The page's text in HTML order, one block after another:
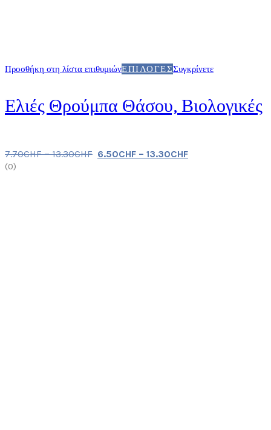
Προσθήκη στη λίστα επιθυμιώνΕΠΙΛΟΓΈΣΣυγκρίνετε
Ελιές Θρούμπα Θάσου, Βιολογικές
7.70CHF – 13.30CHF 6.50CHF – 13.30CHF
(0)